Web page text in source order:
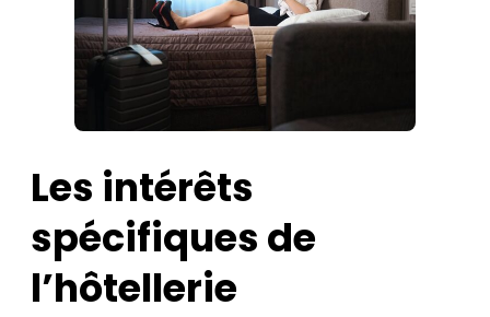
Les intérêts
spécifiques de
l’hôtellerie